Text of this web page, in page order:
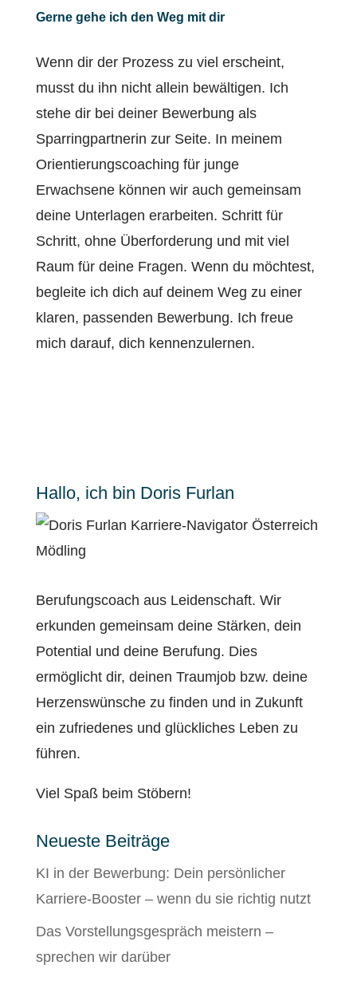
Gerne gehe ich den Weg mit dir
Wenn dir der Prozess zu viel erscheint,
musst du ihn nicht allein bewältigen. Ich
stehe dir bei deiner Bewerbung als
Sparringpartnerin zur Seite. In meinem
Orientierungscoaching für junge
Erwachsene können wir auch gemeinsam
deine Unterlagen erarbeiten. Schritt für
Schritt, ohne Überforderung und mit viel
Raum für deine Fragen. Wenn du möchtest,
begleite ich dich auf deinem Weg zu einer
klaren, passenden Bewerbung. Ich freue
mich darauf, dich kennenzulernen.
Hallo, ich bin Doris Furlan
Berufungscoach aus Leidenschaft. Wir
erkunden gemeinsam deine Stärken, dein
Potential und deine Berufung. Dies
ermöglicht dir, deinen Traumjob bzw. deine
Herzenswünsche zu finden und in Zukunft
ein zufriedenes und glückliches Leben zu
führen.
Viel Spaß beim Stöbern!
Neueste Beiträge
KI in der Bewerbung: Dein persönlicher
Karriere-Booster – wenn du sie richtig nutzt
Das Vorstellungsgespräch meistern –
sprechen wir darüber